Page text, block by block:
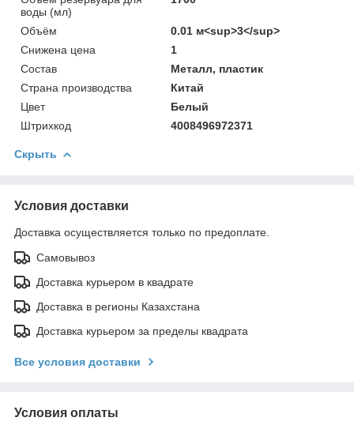
воды (мл)
Объём
0.01 м<sup>3</sup>
Снижена цена
1
Состав
Металл, пластик
Страна производства
Китай
Цвет
Белый
Штрихкод
4008496972371
Скрыть
Условия доставки
Доставка осуществляется только по предоплате.
Самовывоз
Доставка курьером в квадрате
Доставка в регионы Казахстана
Доставка курьером за пределы квадрата
Все условия доставки
Условия оплаты